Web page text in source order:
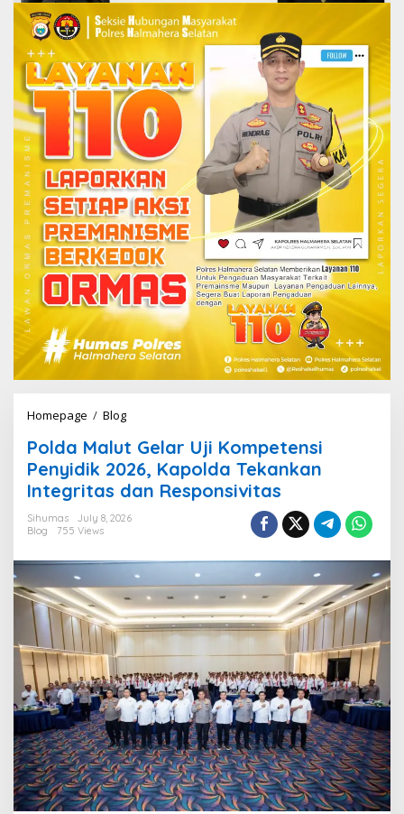
Homepage / Blog
l
d
a
M
a
t
G
e
l
a
r
U
j
i
K
o
m
p
e
t
e
Polda Malut Gelar Uji Kompetensi
Penyidik 2026, Kapolda Tekankan
Integritas dan Responsivitas
Sihumas
July 8, 2026
Blog
755 Views